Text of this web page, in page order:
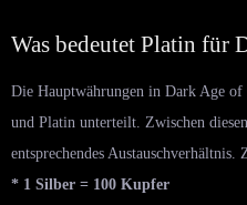
Was bedeutet Platin für
Die Hauptwährungen in Dark Age
und Platin unterteilt. Zwischen
entsprechendes Austauschverhältnis.
* 1 Silber = 100 Kupfer